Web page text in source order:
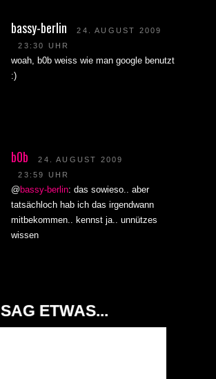
bassy-berlin
24. AUGUST 2009
23:30 UHR
woah, b0b weiss wie man google benutzt
:)
b0b
24. AUGUST 2009
23:59 UHR
@ bassy-berlin: das sowieso.. aber
tatsächloch hab ich das irgendwann
mitbekommen.. kennst ja.. unnützes
wissen
SAG ETWAS...